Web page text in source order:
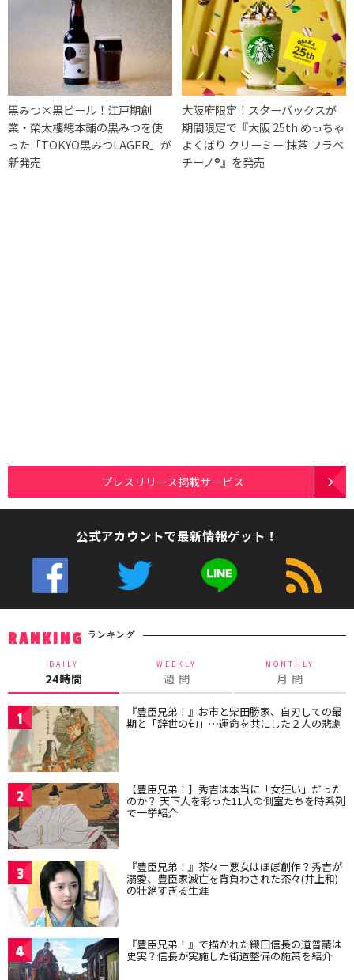
黒みつ×黒ビール！江戸期創
業・榮太樓總本鋪の黒みつを使
った「TOKYO黒みつLAGER」が
新発売
大阪府限定！スターバックスが
期間限定で『大阪 25th めっちゃ
よくばり クリーミー 抹茶 フラペ
チーノ®』を発売
プレスリリース掲載サービス
公式アカウントで最新情報ゲット！
RANKING ランキング
DAILY
24時間
WEEKLY
週 間
MONTHLY
月 間
1 『豊臣兄弟！』お市と柴田勝家、自刃しての最
期と「辞世の句」…運命を共にした２人の悲劇
2 【豊臣兄弟！】秀吉は本当に「女狂い」だった
のか？ 天下人を彩った11人の側室たちを時系列
で一挙紹介
3 『豊臣兄弟！』茶々＝悪女はほぼ創作？秀吉が
溺愛、豊臣家滅亡を背負わされた茶々(井上和)
の壮絶すぎる生涯
4 『豊臣兄弟！』で描かれた織田信長の道普請は
史実？信長が実施した街道整備の施策を紹介